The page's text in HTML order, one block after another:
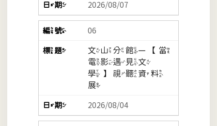
2026/08/07
06
文山分館—【當
電影遇見文
學】視聽資料
展
2026/08/04